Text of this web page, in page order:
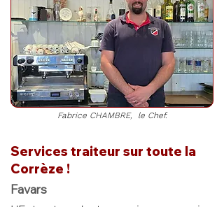
Fabrice CHAMBRE, le Chef.
Services traiteur sur toute la
Corrèze !
Favars